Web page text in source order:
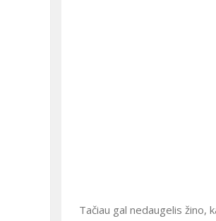
Tačiau gal nedaugelis žino,